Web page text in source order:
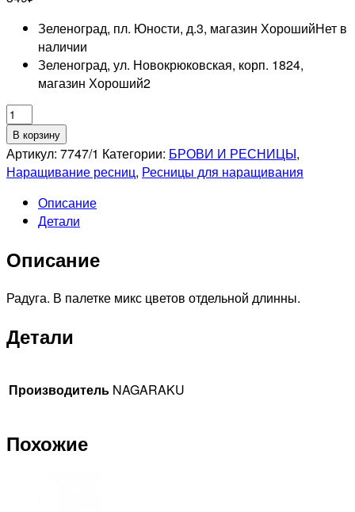
Зеленоград, пл. Юности, д.3, магазин ХорошийНет в
наличии
Зеленоград, ул. Новокрюковская, корп. 1824,
магазин Хороший2
Количество
товара
NAGARAKU
0,12D-
Ресницы
цветные
длинны
В корзину
Артикул: 7747/1 Категории: БРОВИ И РЕСНИЦЫ,
Наращивание ресниц, Ресницы для наращивания
Описание
Детали
Описание
Радуга. В палетке микс цветов отдельной длинны.
Детали
Производитель NAGARAKU
Похожие